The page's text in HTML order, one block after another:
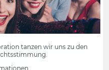
tanzen wir uns zu den